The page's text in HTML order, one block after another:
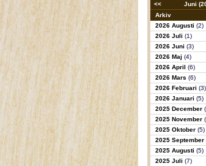
<<
Juni
Arkiv
2026 Augusti (2)
2026 Juli (1)
2026 Juni (3)
2026 Maj (4)
2026 April (6)
2026 Mars (6)
2026 Februari (3)
2026 Januari (5)
2025 December
2025 November
2025 Oktober (5)
2025 September
2025 Augusti (5)
2025 Juli (7)